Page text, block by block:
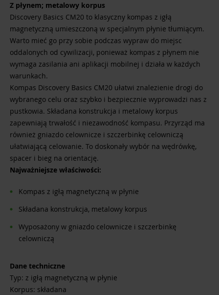
Z płynem; metalowy korpus
Discovery Basics CM20 to klasyczny kompas z igłą
magnetyczną umieszczoną w specjalnym płynie tłumiącym.
Warto mieć go przy sobie podczas wypraw do miejsc
oddalonych od cywilizacji, ponieważ kompas z płynem nie
wymaga zasilania ani aplikacji mobilnej i działa w każdych
warunkach.
Kompas Discovery Basics CM20 ułatwi znalezienie drogi do
wybranego celu oraz szybko i bezpiecznie wyprowadzi nas z
pustkowia. Składana konstrukcja i metalowy korpus
zapewniają trwałość i niezawodność kompasu. Przyrząd ma
również gniazdo celownicze i szczerbinkę celowniczą
ułatwiającą celowanie. To doskonały wybór na wędrówkę,
spacer i bieg na orientację.
Najważniejsze właściwości:
Kompas z igłą magnetyczną w płynie
Składana konstrukcja, metalowy korpus
Wyposażony w gniazdo celownicze i szczerbinkę
celowniczą
Dane techniczne
Typ: z igłą magnetyczną w płynie
Korpus: składana